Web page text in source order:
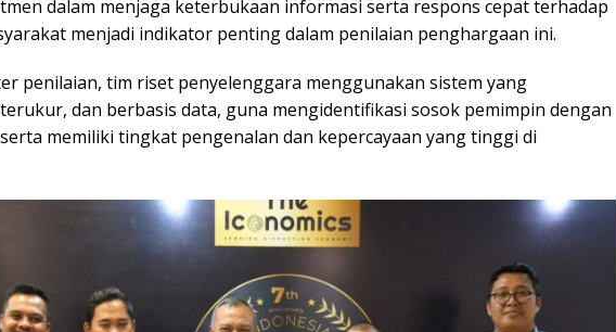
dalam menjaga keterbukaan informasi serta respons cepat terhadap
menjadi indikator penting dalam penilaian penghargaan ini.
penilaian, tim riset penyelenggara menggunakan sistem yang
dan berbasis data, guna mengidentifikasi sosok pemimpin dengan
memiliki tingkat pengenalan dan kepercayaan yang tinggi di